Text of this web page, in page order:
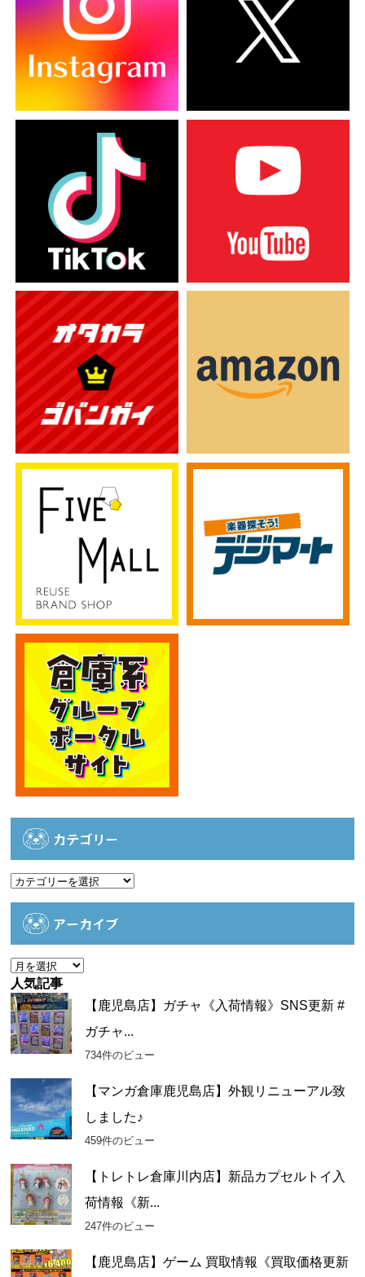
カテゴリー
カ
アーカイブ
ア
ー
カ
イ
ブ
人気記事
【鹿児島店】ガチャ《入荷情報》SNS更新 #
ガチャ...
734件のビュー
【マンガ倉庫鹿児島店】外観リニューアル致
しました♪
459件のビュー
【トレトレ倉庫川内店】新品カプセルトイ入
荷情報《新...
247件のビュー
【鹿児島店】ゲーム 買取情報《買取価格更新